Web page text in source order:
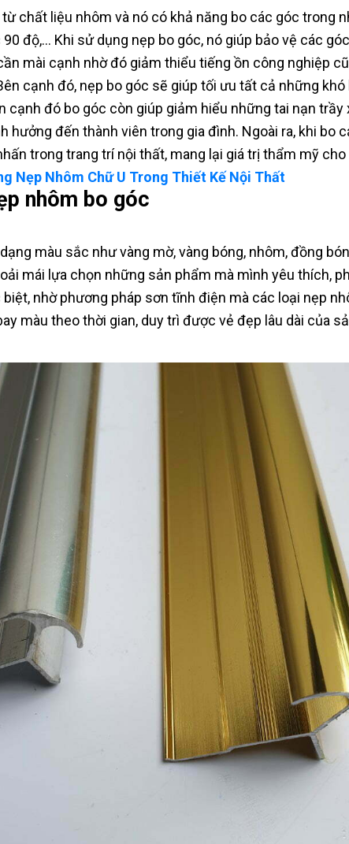
chất liệu nhôm và nó có khả năng bo các góc trong
độ,… Khi sử dụng nẹp bo góc, nó giúp bảo vệ các
mài cạnh nhờ đó giảm thiểu tiếng ồn công nghiệp
cạnh đó, nẹp bo góc sẽ giúp tối ưu tất cả những
cạnh đó bo góc còn giúp giảm hiểu những tai nạn
hưởng đến thành viên trong gia đình. Ngoài ra, khi bo
trong trang trí nội thất, mang lại giá trị thẩm mỹ cho
Nẹp Nhôm Chữ U Trong Thiết Kế Nội Thất
nhôm bo góc
màu sắc như vàng mờ, vàng bóng, nhôm, đồng
mái lựa chọn những sản phẩm mà mình yêu thích,
nhờ phương pháp sơn tĩnh điện mà các loại nẹp
màu theo thời gian, duy trì được vẻ đẹp lâu dài của